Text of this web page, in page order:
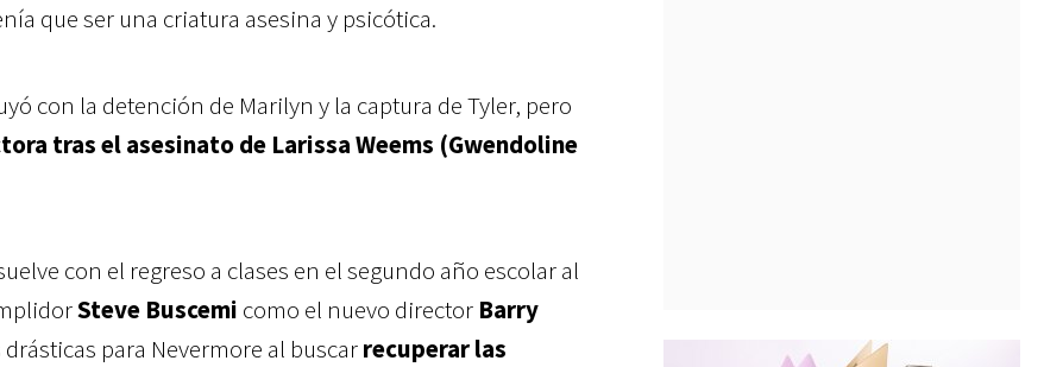
que ser una criatura asesina y psicótica.
con la detención de Marilyn y la captura de Tyler, pero
tras el asesinato de Larissa Weems (Gwendoline
con el regreso a clases en el segundo año escolar al
Steve Buscemi como el nuevo director Barry
para Nevermore al buscarrecuperar las